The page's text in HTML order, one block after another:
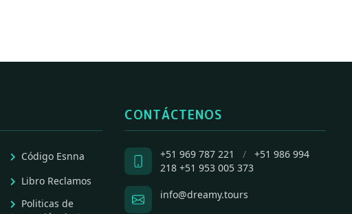
Código Esnna
Libro Reclamos
Politicas de
CONTÁCTENOS
+51 969 787 221 /
+51 986 994
218 +51 953 005 373
info@dreamy.tours